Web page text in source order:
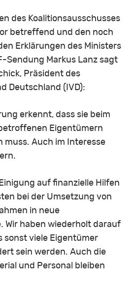
des Koalitionsausschusses
betreffend und den noch
Erklärungen des Ministers
Sendung Markus Lanz sagt
Präsident des
Deutschland (IVD):
erkennt, dass sie beim
Eigentümern
muss. Auch im Interesse
auf finanzielle Hilfen
bei der Umsetzung von
in neue
Wir haben wiederholt darauf
sonst viele Eigentümer
sein werden. Auch die
und Personal bleiben